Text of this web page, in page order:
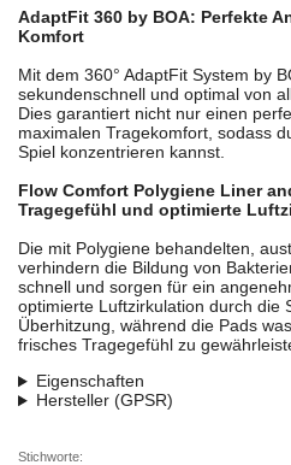
AdaptFit 360 by BOA: Perfekte
Komfort
Mit dem 360° AdaptFit System by
sekundenschnell und optimal von
Dies garantiert nicht nur einen
maximalen Tragekomfort, sodass
Spiel konzentrieren kannst.
Flow Comfort Polygiene Liner
Tragegefühl und optimierte
Die mit Polygiene behandelten,
verhindern die Bildung von
schnell und sorgen für ein
optimierte Luftzirkulation durch die
Überhitzung, während die Pads
frisches Tragegefühl zu
Eigenschaften
Hersteller (GPSR)
Stichworte: